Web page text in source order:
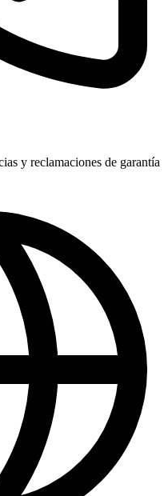
y reclamaciones de garantía